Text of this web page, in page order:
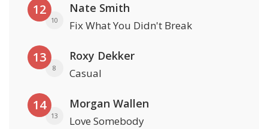
12
10
Nate Smith
Fix What You Didn't Break
13
8
Roxy Dekker
Casual
14
13
Morgan Wallen
Love Somebody